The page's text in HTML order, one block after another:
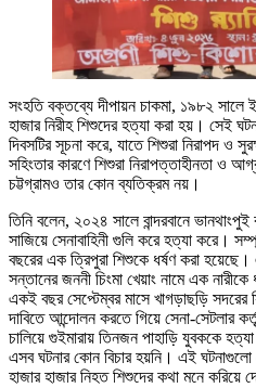
সংহতি বক্তব্যে দীপায়ন চাকমা, ১৯৮২ সালে
হাজার নিরীহ শিশুদের হত্যা করা হয়। সেই
দিবসটির সূচনা করে, যাতে শিশুরা নিরাপদ ও
সহিংতার কারণে শিশুরা নিরাপত্তাহীনতা ও
চট্টগ্রামও তার কোন ব্যতিক্রম নয়।
তিনি বলেন, ২০২৪ সালে বান্দরবানে
সাজিয়ে সেনাবাহিনী গুলি করে হত্যা করে।
বছরের এক ত্রিপুরা শিশুকে ধর্ষণ করা
সন্তানের জননী চিংমা খেয়াং নামে এক
একই বছর সেপ্টেম্বর মাসে খাগড়াছড়ি সদরের
দাবিতে আন্দোলন করতে গিয়ে সেনা-সেটলার
চালিয়ে গুইমারায় তিনজন পাহাড়ি যুবককে
এসব ঘটনার কোন বিচার হয়নি। এই ঘটনাগুলো
হাজার হাজার নিহত শিশুদের কথা মনে করিয়ে